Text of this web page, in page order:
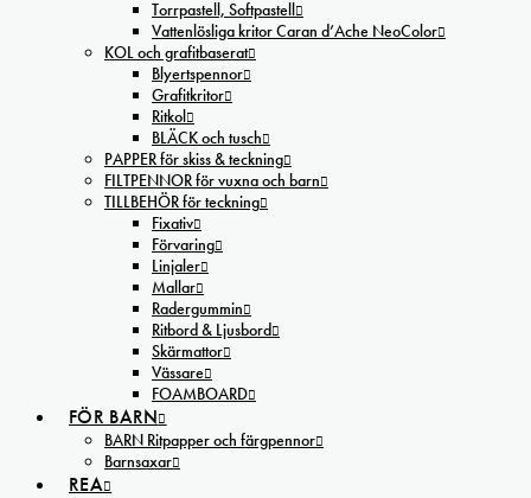
Torrpastell, Softpastell
Vattenlösliga kritor Caran d’Ache NeoColor
KOL och grafitbaserat
Blyertspennor
Grafitkritor
Ritkol
BLÄCK och tusch
PAPPER för skiss & teckning
FILTPENNOR för vuxna och barn
TILLBEHÖR för teckning
Fixativ
Förvaring
Linjaler
Mallar
Radergummin
Ritbord & Ljusbord
Skärmattor
Vässare
FOAMBOARD
FÖR BARN
BARN Ritpapper och färgpennor
Barnsaxar
REA